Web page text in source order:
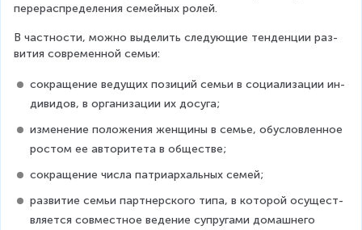
перераспределения семейных ролей.
В частности, можно выделить следующие тенденции раз­
вития современной семьи:
сокращение ведущих позиций семьи в социализации ин­
дивидов, в организации их досуга;
изменение положения женщины в семье, обусловленное
ростом ее авторитета в обществе;
сокращение числа патриархальных семей;
развитие семьи партнерского типа, в которой осущест­
вляется совместное ведение супругами домашнего